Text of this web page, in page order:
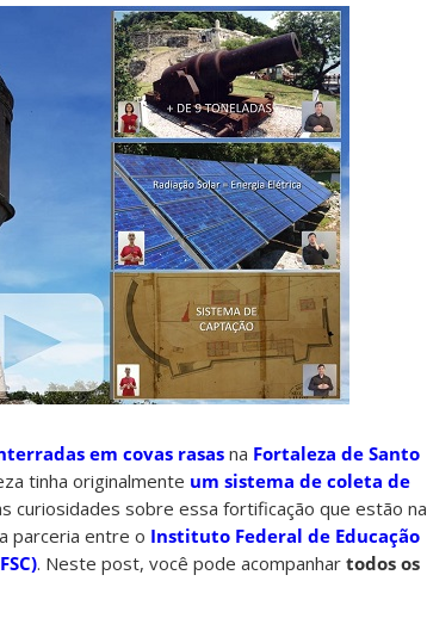
em covas rasasna Fortaleza de Santo
tinha originalmente um sistema de coleta de
curiosidades sobre essa fortificação que estão na
parceria entre o Instituto Federal de Educação
. Neste post, você pode acompanhar todos os